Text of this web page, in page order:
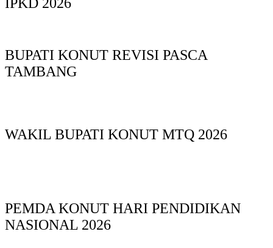
IPKD 2026
BUPATI KONUT REVISI PASCA
TAMBANG
WAKIL BUPATI KONUT MTQ 2026
PEMDA KONUT HARI PENDIDIKAN
NASIONAL 2026